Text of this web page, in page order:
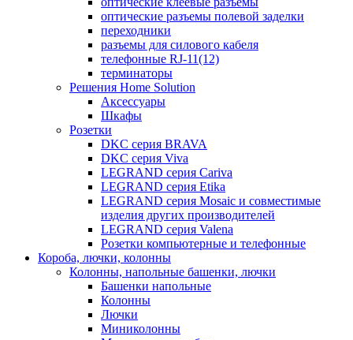
оптические разъемы полевой заделки
переходники
разъемы для силового кабеля
телефонные RJ-11(12)
терминаторы
Решения Home Solution
Аксессуары
Шкафы
Розетки
DKC серия BRAVA
DKC серия Viva
LEGRAND серия Cariva
LEGRAND серия Etika
LEGRAND серия Mosaic и совместимые
изделия других производителей
LEGRAND серия Valena
Розетки компьютерные и телефонные
Короба, лючки, колонны
Колонны, напольные башенки, лючки
Башенки напольные
Колонны
Лючки
Миниколонны